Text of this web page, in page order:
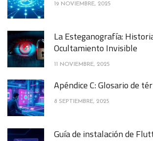
19 NOVIEMBRE, 2025
La Esteganografía:
Ocultamiento Invisible
11 NOVIEMBRE, 2025
Apéndice C: Glosario de
8 SEPTIEMBRE, 2025
Guía de instalación de